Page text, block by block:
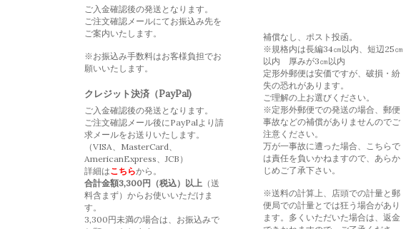
ご入金確認後の発送となります。
ご注文確認メールにてお振込み先を
ご案内いたします。
※お振込み手数料はお客様負担でお
願いいたします。
クレジット決済（PayPal)
ご入金確認後の発送となります。
ご注文確認メール後にPayPalより請
求メールをお送りいたします。
（VISA、MasterCard、
AmericanExpress、JCB）
詳細はこちらから。
合計金額3,300円（税込）以上 （送
料含まず）からお使いいただけま
す。
3,300円未満の場合は、お振込みで
補償なし、ポスト投函。
※規格内は長編34㎝以内、短辺25㎝
以内 厚みが3㎝以内
定形外郵便は安価ですが、破損・紛
失の恐れがあります。
ご理解の上お選びください。
※定形外郵便での発送の場合、郵便
事故などの補償がありませんのでご
注意ください。
万が一事故に遭った場合、こちらで
は責任を負いかねますので、あらか
じめご了承下さい。
※送料の計算上、店頭での計量と郵
便局での計量とでは狂う場合があり
ます。多くいただいた場合は、返金